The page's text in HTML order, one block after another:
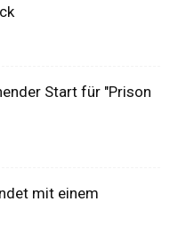
Start für "Prison
mit einem